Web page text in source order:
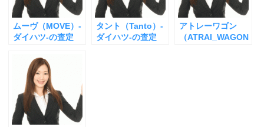
ムーヴ（MOVE）-
ダイハツ-の査定
タント（Tanto）-
ダイハツ-の査定
アトレーワゴン
（ATRAI_WAGON